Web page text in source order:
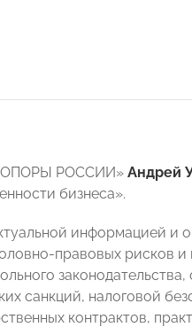
«ОПОРЫ РОССИИ» Андрей
бизнеса».
информацией и
правовых рисков и
санкций, налоговой
контрактов,